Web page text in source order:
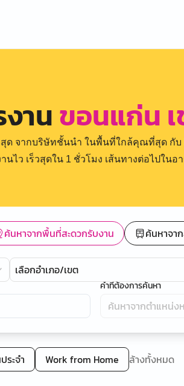
านขอนแก่น
ด จากบริษัทชั้นนำ ในพื้นที่ใกล้คุณที่สุด กับ
านไว เร็วสุดใน 1 ชั่วโมง เส้นทางต่อไปใน
ค้นหาจากพื้นที่สะดวกรับงาน ค้นหาจา
เลือกอำเภอ/เขต
คำที่ต้องการค้นหา
ระจำ Work from Home ล้างทั้งหมด